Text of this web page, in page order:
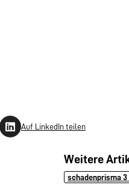
Auf LinkedIn teilen
Weitere
schadenprisma 3